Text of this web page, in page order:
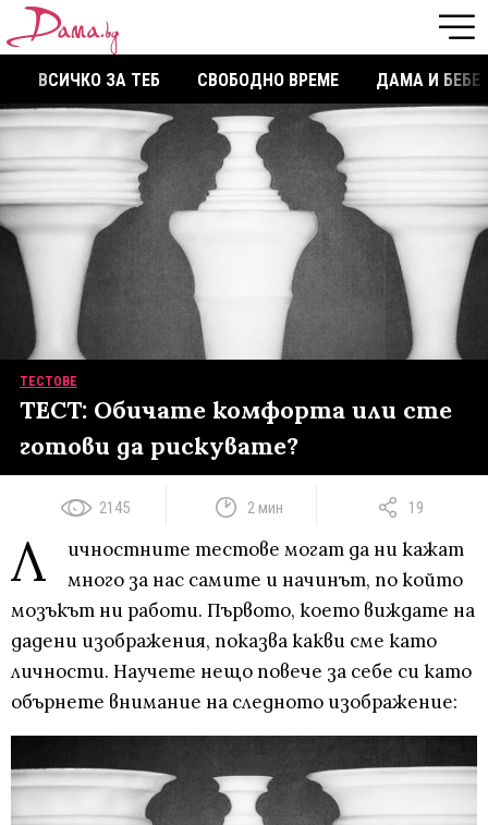
ВСИЧКО ЗА ТЕБ СВОБОДНО ВРЕМЕ ДАМА И БЕБЕ
ТЕСТОВЕ
ТЕСТ: Обичате комфорта или сте
готови да рискувате?
2145 2 мин 19
Л
ичностните тестове могат да ни кажат
много за нас самите и начинът, по който
мозъкът ни работи. Първото, което виждате на
дадени изображения, показва какви сме като
личности. Научете нещо повече за себе си като
обърнете внимание на следното изображение: